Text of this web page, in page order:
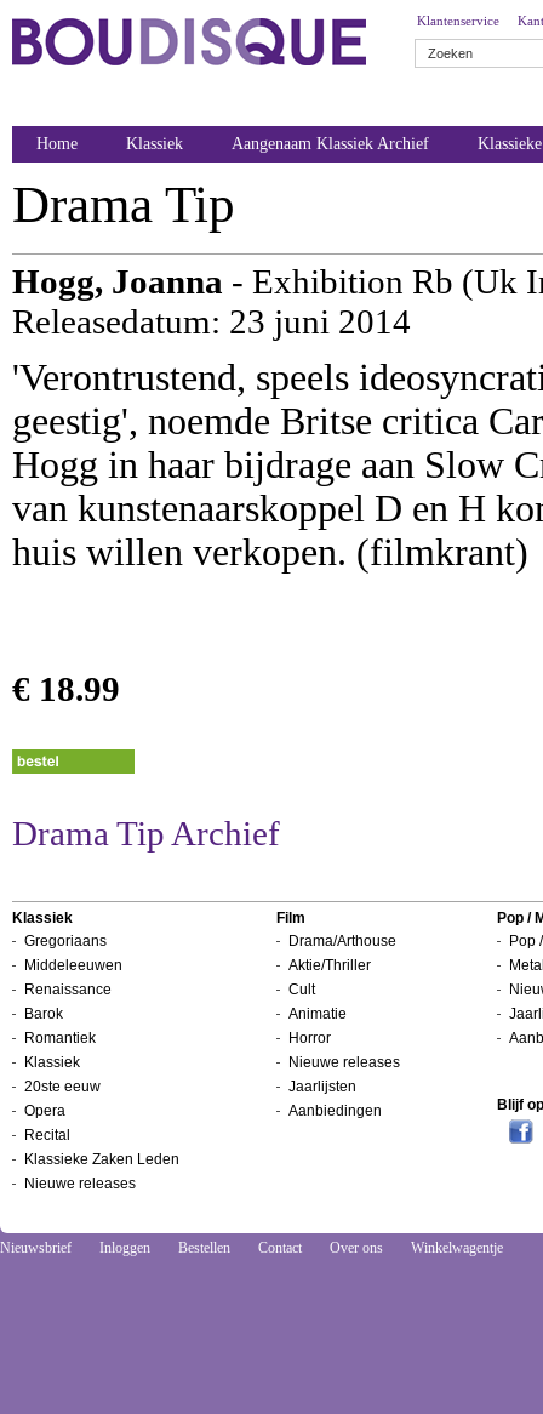
Klantenservice
Home Klassiek Aangenaam Klassiek Archief
Drama Tip
Hogg, Joanna - Exhibition Rb (Uk
Releasedatum: 23 juni 2014
'Verontrustend, speels
geestig', noemde Britse critica
Hogg in haar bijdrage aan Slow
van kunstenaarskoppel D en H
huis willen verkopen. (filmkrant)
€ 18.99
Drama Tip Archief
Klassiek
Gregoriaans
Middeleeuwen
Renaissance
Barok
Romantiek
Klassiek
20ste eeuw
Opera
Recital
Klassieke Zaken Leden
Nieuwe releases
Film
Drama/Arthouse
Aktie/Thriller
Cult
Animatie
Horror
Nieuwe releases
Jaarlijsten
Aanbiedingen
Pop /
Pop
Blijf
Nieuwsbrief Inloggen Bestellen Contact Over ons Winkelwagentje